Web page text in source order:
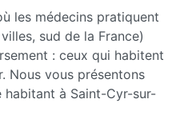
les médecins pratiquent
sud de la France)
: ceux qui habitent
Nous vous présentons
à Saint-Cyr-sur-